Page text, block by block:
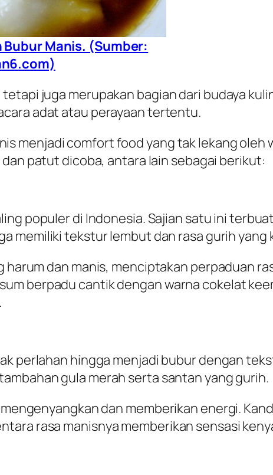
Manis. (Sumber:
juga merupakan bagian dari budaya
adat atau perayaan tertentu.
menjadi comfort food yang tak lekang oleh
patut dicoba, antara lain sebagai berikut:
populer di Indonesia. Sajian satu ini
memiliki tekstur lembut dan rasa gurih yang
dan manis, menciptakan perpaduan
berpadu cantik dengan warna cokelat
perlahan hingga menjadi bubur dengan
gula merah serta santan yang gurih.
dan memberikan energi.
rasa manisnya memberikan sensasi